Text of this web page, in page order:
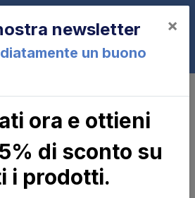
0
completa
Mostra per pagina
per marca
newsletter
un buono
×
ora e ottieni
di sconto su
i prodotti.